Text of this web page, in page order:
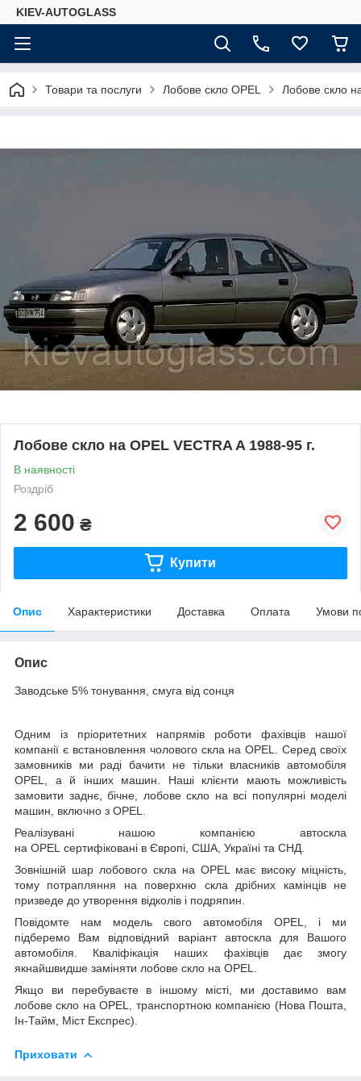
KIEV-AUTOGLASS
Товари та послуги Лобове скло OPEL Лобове скло
Лобове скло на OPEL VECTRA A 1988-95 г.
В наявності
Роздріб
2 600 ₴
Купити
Опис Характеристики Доставка Оплата Умови
Опис
Заводське 5% тонування, смуга від сонця
Одним із пріоритетних напрямів роботи фахівців нашої
компанії є встановлення чолового скла на OPEL. Серед своїх
замовників ми раді бачити не тільки власників автомобіля
OPEL, а й інших машин. Наші клієнти мають можливість
замовити заднє, бічне, лобове скло на всі популярні моделі
машин, включно з OPEL.
Реалізувані нашою компанією автоскла
на OPEL сертифіковані в Європі, США, Україні та СНД.
Зовнішній шар лобового скла на OPEL має високу міцність,
тому потрапляння на поверхню скла дрібних камінців не
призведе до утворення відколів і подряпин.
Повідомте нам модель свого автомобіля OPEL, і ми
підберемо Вам відповідний варіант автоскла для Вашого
автомобіля. Кваліфікація наших фахівців дає змогу
якнайшвидше заміняти лобове скло на OPEL.
Якщо ви перебуваєте в іншому місті, ми доставимо вам
лобове скло на OPEL, транспортною компанією (Нова Пошта,
Ін-Тайм, Міст Експрес).
Приховати